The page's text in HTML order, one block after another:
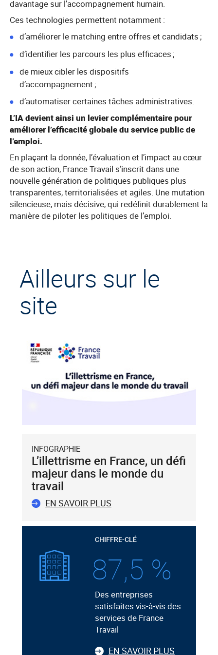
davantage sur l’accompagnement humain.
Ces technologies permettent notamment :
d’améliorer le matching entre offres et candidats ;
d’identifier les parcours les plus efficaces ;
de mieux cibler les dispositifs
d’accompagnement ;
d’automatiser certaines tâches administratives.
L’IA devient ainsi un levier complémentaire pour
améliorer l’efficacité globale du service public de
l’emploi.
En plaçant la donnée, l’évaluation et l’impact au cœur
de son action, France Travail s’inscrit dans une
nouvelle génération de politiques publiques plus
transparentes, territorialisées et agiles. Une mutation
silencieuse, mais décisive, qui redéfinit durablement la
manière de piloter les politiques de l’emploi.
Ailleurs sur le
site
INFOGRAPHIE
L’illettrisme en France, un défi
majeur dans le monde du
travail
EN SAVOIR PLUS
CHIFFRE-CLÉ
87,5 %
Des entreprises
satisfaites vis-à-vis des
services de France
Travail
EN SAVOIR PLUS